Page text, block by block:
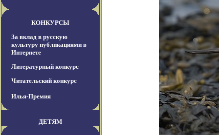
КОНКУРСЫ
За вклад в русскую
культуру публикациями в
Интернете
Литературный конкурс
Читательский конкурс
Илья-Премия
ДЕТЯМ